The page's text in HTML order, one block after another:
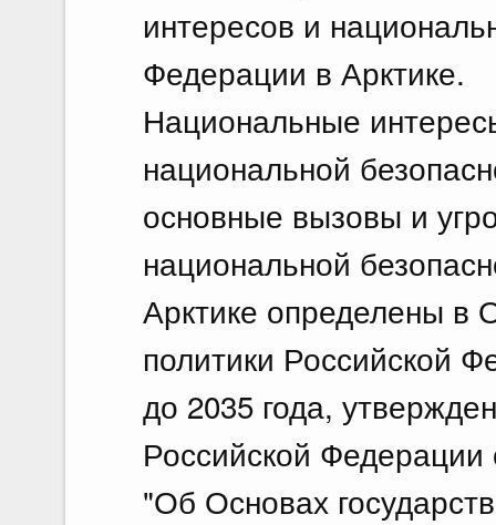
интересов и
Федерации в Арктике.
Национальные
национальной
основные вызовы и
национальной
Арктике определены в
политики Российской
до 2035 года,
Российской
"Об Основах